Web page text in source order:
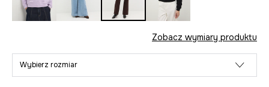
Zobacz wymiary produktu
Wybierz rozmiar